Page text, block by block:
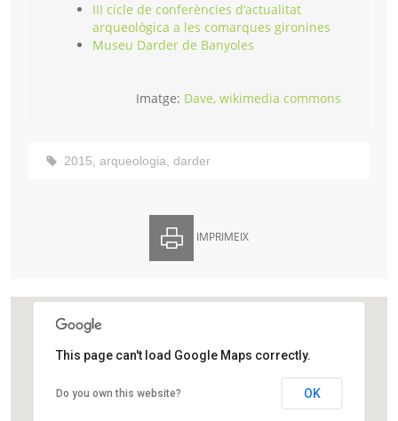
III cicle de conferències d’actualitat
arqueològica a les comarques gironines
Museu Darder de Banyoles
Imatge: Dave, wikimedia commons
2015, arqueologia, darder
IMPRIMEIX
Museu Darder de Banyoles
Plaça dels Estudis, 2
This page can't load Google Maps correctly.
Do you own this website? OK